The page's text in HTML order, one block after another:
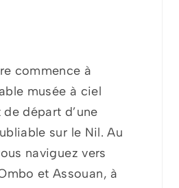
commence à
musée à ciel
départ d’une
sur le Nil. Au
naviguez vers
et Assouan, à